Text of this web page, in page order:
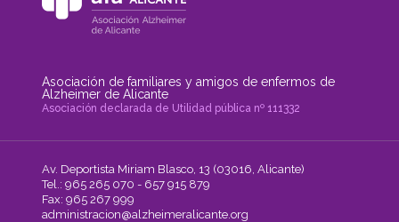
Asociación de familiares y amigos de enfermos de
Alzheimer de Alicante
Asociación declarada de Utilidad pública nº 111332
Av. Deportista Miriam Blasco, 13 (03016, Alicante)
Tel.: 965 265 070 - 657 915 879
Fax: 965 267 999
administracion@alzheimeralicante.org